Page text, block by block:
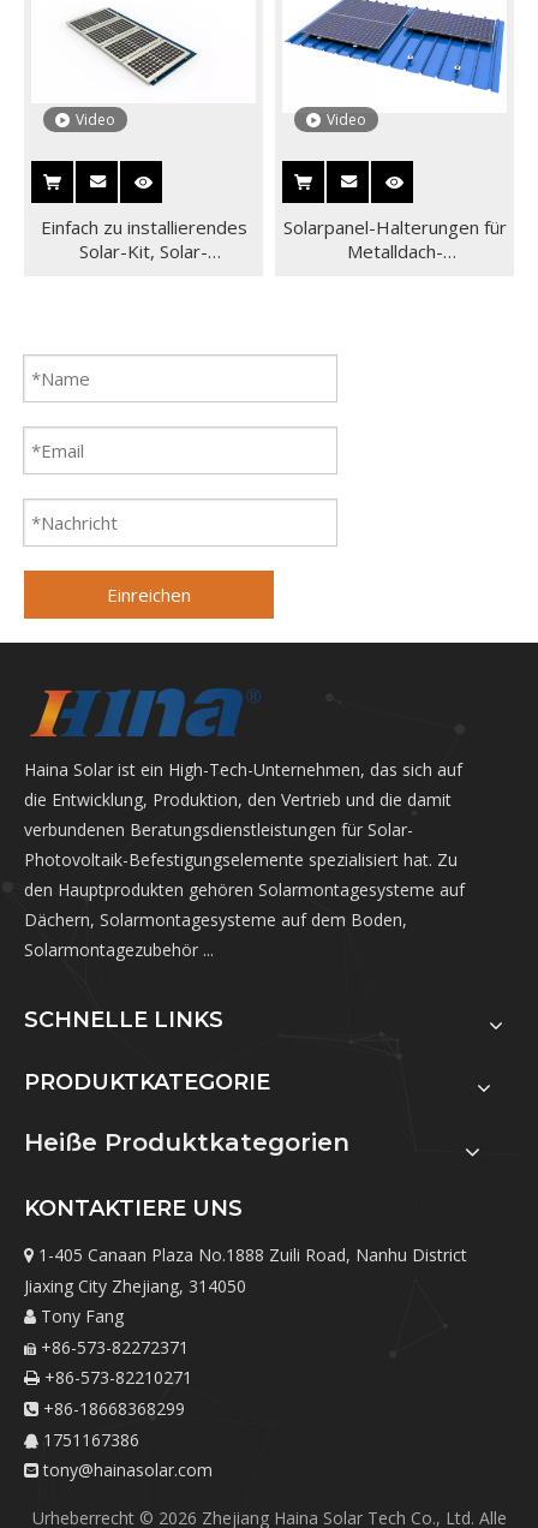
Video
Einfach zu installierendes
Solar-Kit, Solar-
Video
Solarpanel-Halterungen für
Metalldach-
Einreichen
Haina Solar ist ein High-Tech-Unternehmen, das sich auf
die Entwicklung, Produktion, den Vertrieb und die damit
verbundenen Beratungsdienstleistungen für Solar-
Photovoltaik-Befestigungselemente spezialisiert hat. Zu
den Hauptprodukten gehören Solarmontagesysteme auf
Dächern, Solarmontagesysteme auf dem Boden,
Solarmontagezubehör ...
SCHNELLE LINKS
PRODUKTKATEGORIE
Heiße Produktkategorien
KONTAKTIERE UNS
 1-405 Canaan Plaza No.1888 Zuili Road, Nanhu District
Jiaxing City Zhejiang, 314050
 Tony Fang
 +86-573-82272371
 +86-573-82210271
 +86-18668368299
 1751167386
 tony@hainasolar.com
Urheberrecht © 2026 Zhejiang Haina Solar Tech Co., Ltd. Alle